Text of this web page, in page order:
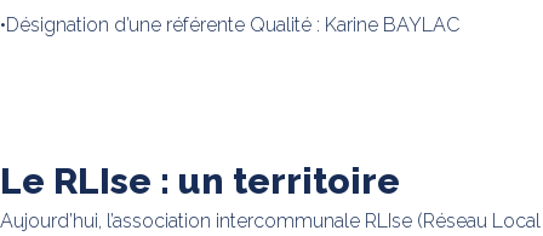
•Désignation d’une référente Qualité : Karine BAYLAC
Le RLIse : un territoire
Aujourd’hui, l’association intercommunale RLIse (Réseau Local